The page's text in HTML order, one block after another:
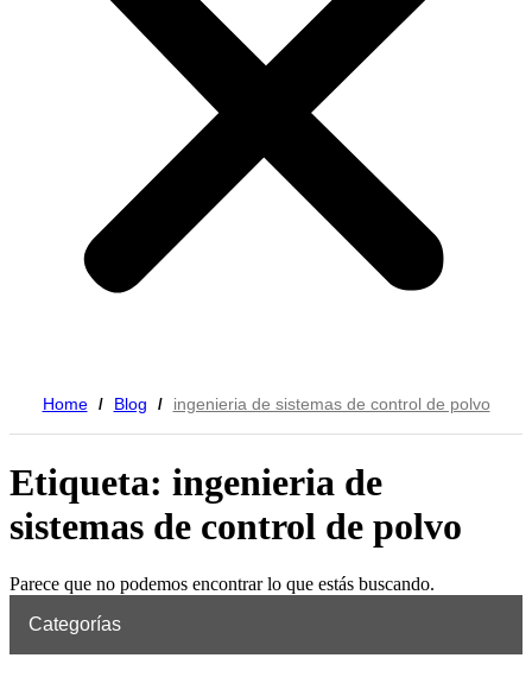
Home / Blog / ingenieria de sistemas de control de polvo
Etiqueta: ingenieria de
sistemas de control de polvo
Parece que no podemos encontrar lo que estás buscando.
Categorías